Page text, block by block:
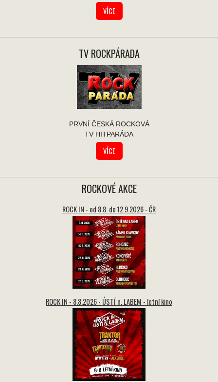
VÍCE
TV ROCKPÁRADA
PRVNÍ ČESKÁ ROCKOVÁ
TV HITPARÁDA
VÍCE
ROCKOVÉ AKCE
ROCK IN - od 8.8. do 12.9.2026 - ČR
ROCK IN - 8.8.2026 - ÚSTÍ n. LABEM - letní kino